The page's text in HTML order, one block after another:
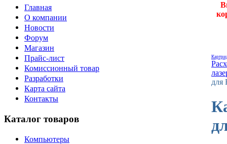
Главная
О компании
Новости
Форум
Магазин
Прайс-лист
Комиссионный товар
Разработки
Карта сайта
Контакты
Каталог товаров
Компьютеры
для